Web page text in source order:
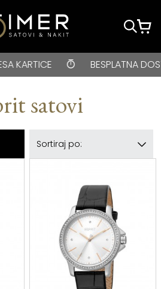
veće od 3000 rsd •
BESPLATNA DOSTAVA za kupovine
satovi
Sortiraj po: